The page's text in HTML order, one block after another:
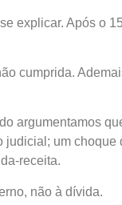
explicar. Após o
cumprida.
argumentamos
um
receita.
não à dívida.